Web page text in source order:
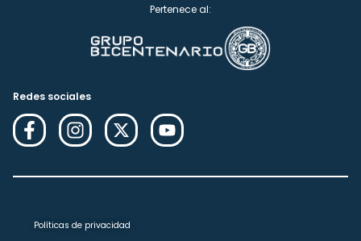
Pertenece al:
Redes sociales
Políticas de privacidad